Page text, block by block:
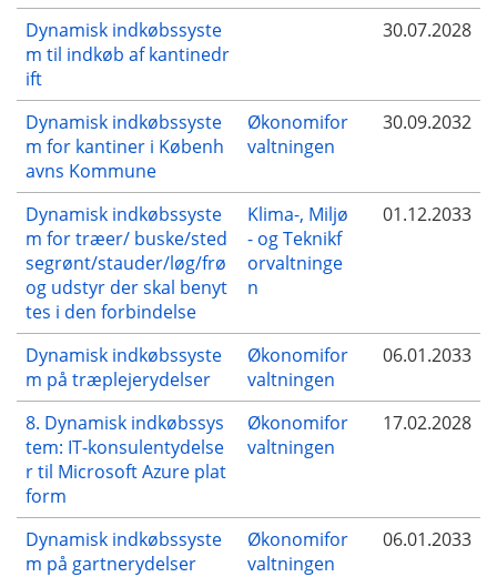
Dynamisk indkøbssyste
m til indkøb af kantinedr
ift
30.07.2028
Dynamisk indkøbssyste
m for kantiner i Københ
avns Kommune
Økonomifor
valtningen
30.09.2032
Dynamisk indkøbssyste
m for træer/ buske/sted
segrønt/stauder/løg/frø
og udstyr der skal benyt
tes i den forbindelse
Klima-, Miljø
- og Teknikf
orvaltninge
n
01.12.2033
Dynamisk indkøbssyste
m på træplejerydelser
Økonomifor
valtningen
06.01.2033
8. Dynamisk indkøbssys
tem: IT-konsulentydelse
r til Microsoft Azure plat
form
Økonomifor
valtningen
17.02.2028
Dynamisk indkøbssyste
m på gartnerydelser
Økonomifor
valtningen
06.01.2033